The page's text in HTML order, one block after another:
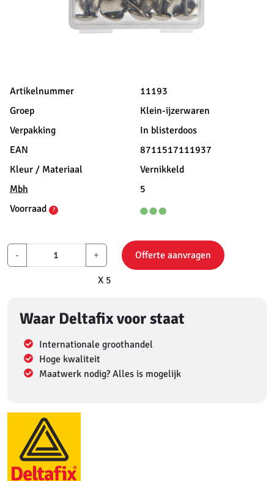
Artikelnummer
11193
Groep
Klein-ijzerwaren
Verpakking
In blisterdoos
EAN
8711517111937
Kleur / Materiaal
Vernikkeld
Mbh
5
Voorraad
?
- +
X 5
Offerte aanvragen
Waar Deltafix voor staat
Internationale groothandel
Hoge kwaliteit
Maatwerk nodig? Alles is mogelijk